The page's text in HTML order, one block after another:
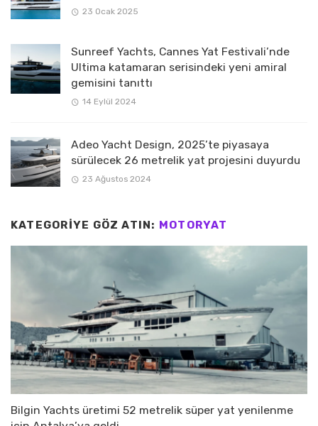
23 Ocak 2025
Sunreef Yachts, Cannes Yat Festivali’nde
Ultima katamaran serisindeki yeni amiral
gemisini tanıttı
14 Eylül 2024
Adeo Yacht Design, 2025’te piyasaya
sürülecek 26 metrelik yat projesini duyurdu
23 Ağustos 2024
KATEGORIYE GÖZ ATIN: MOTORYAT
Bilgin Yachts üretimi 52 metrelik süper yat yenilenme